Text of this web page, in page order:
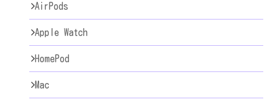
AirPods
Apple Watch
HomePod
Mac